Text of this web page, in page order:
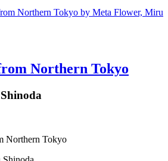
Northern Tokyo by Meta Flower, Miru
Northern Tokyo
Northern Tokyo